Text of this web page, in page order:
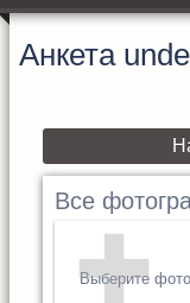
Анкета
Все
Выберите